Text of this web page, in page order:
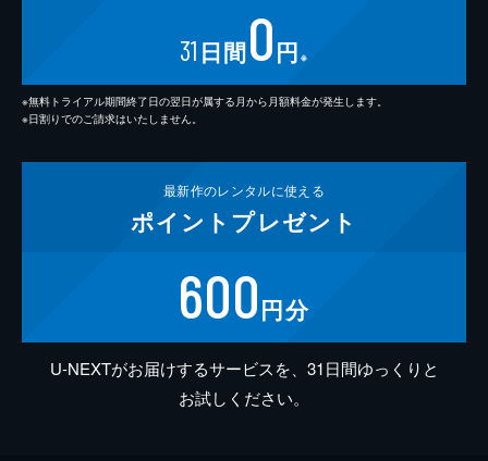
31 日間0円 ※
※無料トライアル期間終了日の翌日が属する月から月額料金が発生します。
※日割りでのご請求はいたしません。
最新作のレンタルに使える
ポイント プレゼント
600円分
U-NEXTがお届けするサービスを、31日間ゆっくりと
お試しください。